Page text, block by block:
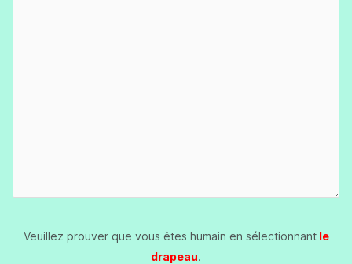
Veuillez prouver que vous êtes humain en sélectionnantle
drapeau.